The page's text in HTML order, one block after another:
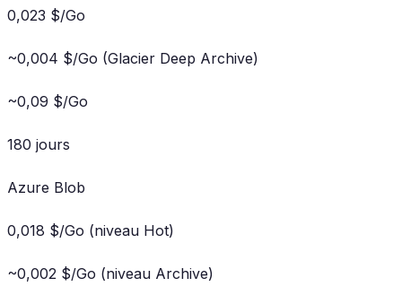
0,023 $/Go
~0,004 $/Go (Glacier Deep Archive)
~0,09 $/Go
180 jours
Azure Blob
0,018 $/Go (niveau Hot)
~0,002 $/Go (niveau Archive)